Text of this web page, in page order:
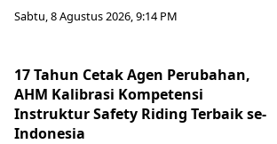
Sabtu, 8 Agustus 2026, 9:14 PM
17 Tahun Cetak Agen Perubahan,
AHM Kalibrasi Kompetensi
Instruktur Safety Riding Terbaik se-
Indonesia